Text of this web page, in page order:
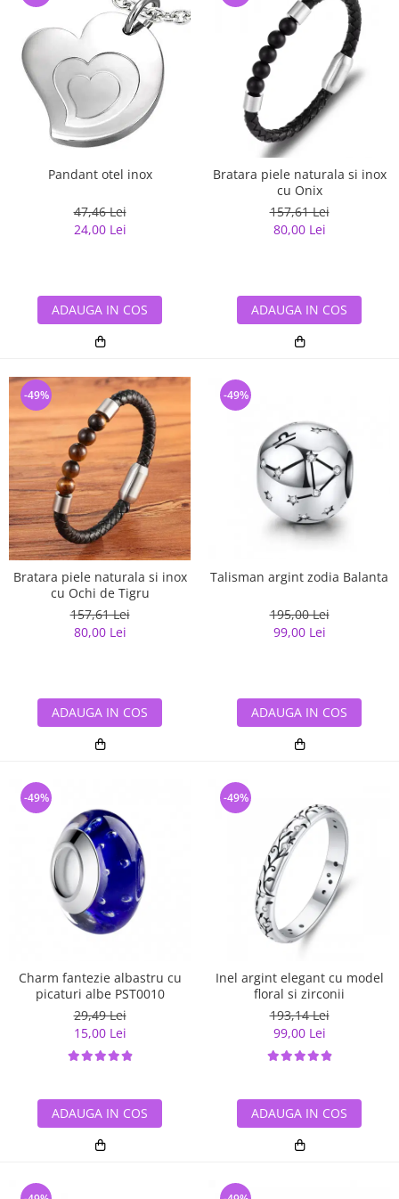
Pandant otel inox
47,46 Lei
24,00 Lei
ADAUGA IN COS
Bratara piele naturala si inox
cu Onix
157,61 Lei
80,00 Lei
ADAUGA IN COS
Bratara piele naturala si inox
cu Ochi de Tigru
157,61 Lei
80,00 Lei
-49%
ADAUGA IN COS
Talisman argint zodia Balanta
195,00 Lei
99,00 Lei
-49%
ADAUGA IN COS
Charm fantezie albastru cu
picaturi albe PST0010
29,49 Lei
15,00 Lei
-49%
ADAUGA IN COS
Inel argint elegant cu model
floral si zirconii
193,14 Lei
99,00 Lei
-49%
ADAUGA IN COS